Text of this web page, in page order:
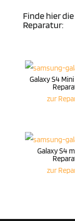
Finde hier
Reparatur:
Galaxy S4
zur
Galaxy S4
zur